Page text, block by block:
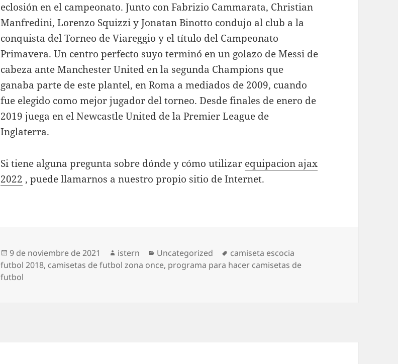
eclosión en el campeonato. Junto con Fabrizio Cammarata, Christian
Manfredini, Lorenzo Squizzi y Jonatan Binotto condujo al club a la
conquista del Torneo de Viareggio y el título del Campeonato
Primavera. Un centro perfecto suyo terminó en un golazo de Messi de
cabeza ante Manchester United en la segunda Champions que
ganaba parte de este plantel, en Roma a mediados de 2009, cuando
fue elegido como mejor jugador del torneo. Desde finales de enero de
2019 juega en el Newcastle United de la Premier League de
Inglaterra.
Si tiene alguna pregunta sobre dónde y cómo utilizar equipacion ajax
2022 , puede llamarnos a nuestro propio sitio de Internet.
Publicado
el
9 de noviembre de 2021 Autor
istern Categorías
Uncategorized Etiquetas
camiseta escocia
futbol 2018, camisetas de futbol zona once, programa para hacer camisetas de
futbol